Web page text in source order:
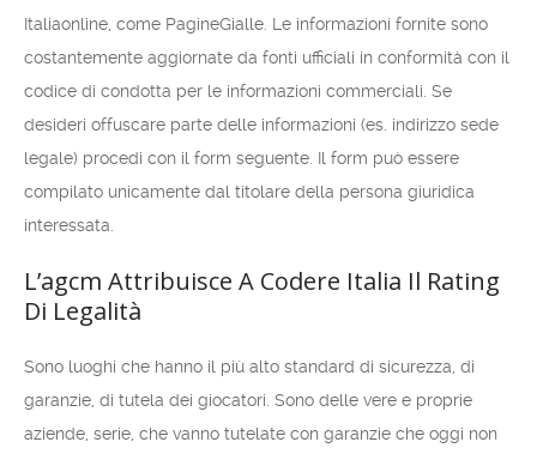
Italiaonline, come PagineGialle. Le informazioni fornite sono
costantemente aggiornate da fonti ufficiali in conformità con il
codice di condotta per le informazioni commerciali. Se
desideri offuscare parte delle informazioni (es. indirizzo sede
legale) procedi con il form seguente. Il form può essere
compilato unicamente dal titolare della persona giuridica
interessata.
L’agcm Attribuisce A Codere Italia Il Rating
Di Legalità
Sono luoghi che hanno il più alto standard di sicurezza, di
garanzie, di tutela dei giocatori. Sono delle vere e proprie
aziende, serie, che vanno tutelate con garanzie che oggi non